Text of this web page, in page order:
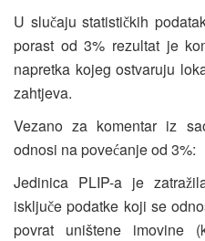
U slučaju statističkih
porast od 3% rezultat je
napretka kojeg ostvaruju
zahtjeva.
Vezano za komentar iz
odnosi na povećanje od 3%:
Jedinica PLIP-a je zatraž
isključe podatke koji se
povrat uništene imovine